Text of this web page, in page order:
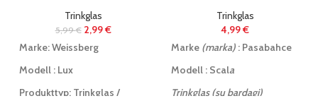
Trinkglas
5,99€ 2,99€
Marke:Weissberg
Modell : Lux
Produkttyp: Trinkglas /
Trinkglas
4,99€
Marke (marka) : Pasabahce
Modell : Scala
Trinkglas (su bardagi)